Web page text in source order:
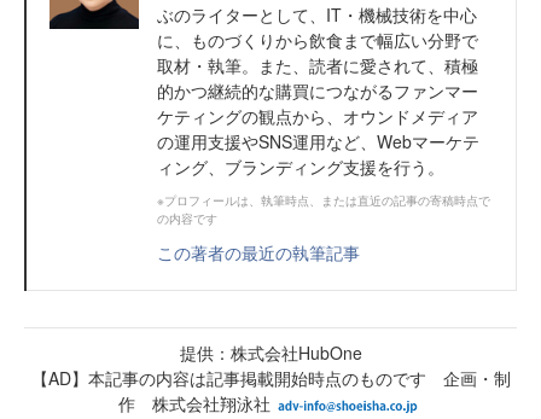
ぶのライターとして、IT・機械技術を中心
に、ものづくりから飲食まで幅広い分野で
取材・執筆。また、読者に愛されて、積極
的かつ継続的な購買につながるファンマー
ケティングの観点から、オウンドメディア
の運用支援やSNS運用など、Webマーケテ
ィング、ブランディング支援を行う。
※プロフィールは、執筆時点、または直近の記事の寄稿時点で
の内容です
この著者の最近の執筆記事
提供：株式会社HubOne
【AD】本記事の内容は記事掲載開始時点のものです 企画・制
作 株式会社翔泳社